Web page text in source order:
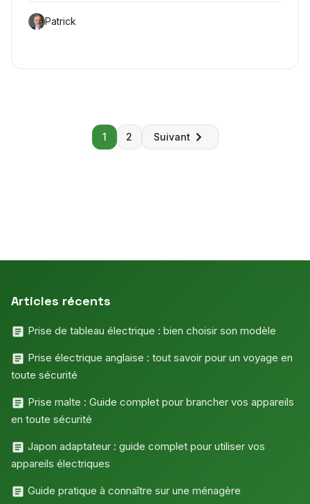
Patrick
Pagination
des
1 2 Suivant
Articles récents
Prise de tableau électrique : bien choisir son modèle
Prise électrique anglaise : tout savoir pour un voyage en
toute sécurité
Prise malte : Guide complet pour brancher vos appareils
en toute sécurité
Japon adaptateur : guide complet pour utiliser vos
appareils électriques
Guide pratique à connaître sur une ménagère